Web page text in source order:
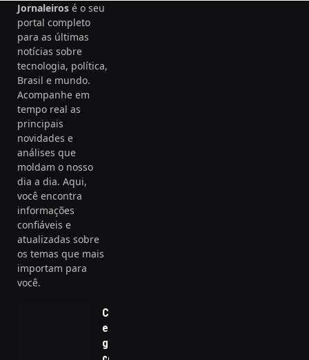
Jornaleiros é o seu
portal completo
para as últimas
notícias sobre
tecnologia, política,
Brasil e mundo.
Acompanhe em
tempo real as
principais
novidades e
análises que
moldam o nosso
dia a dia. Aqui,
você encontra
informações
confiáveis e
atualizadas sobre
os temas que mais
importam para
você.
Consultoria
em
governança